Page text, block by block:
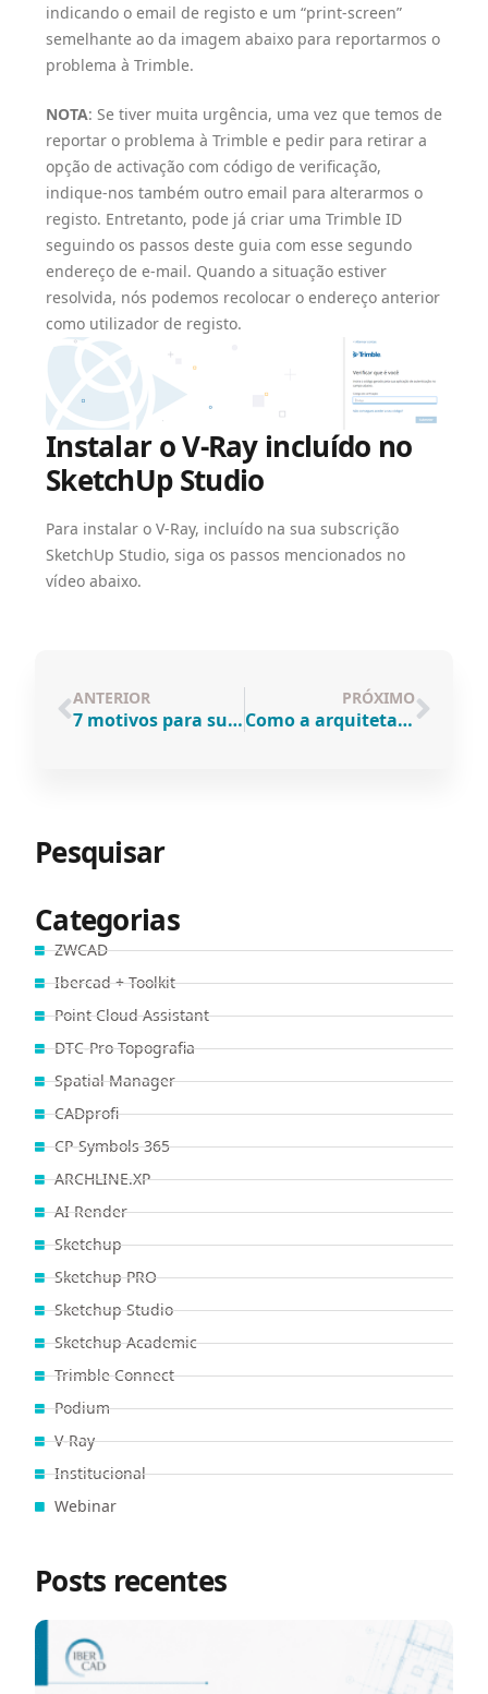
Pesquisar
Categorias
ZWCAD
Ibercad + Toolkit
Point Cloud Assistant
DTC-Pro Topografia
Spatial Manager
CADprofi
CP-Symbols 365
ARCHLINE.XP
AI Render
Sketchup
Sketchup PRO
Sketchup Studio
Sketchup Academic
Trimble Connect
Podium
V-Ray
Institucional
Webinar
Posts recentes
indicando o email de registo e um “print-screen”
semelhante ao da imagem abaixo para reportarmos o
problema à Trimble.
NOTA: Se tiver muita urgência, uma vez que temos de
reportar o problema à Trimble e pedir para retirar a
opção de activação com código de verificação,
indique-nos também outro email para alterarmos o
registo. Entretanto, pode já criar uma Trimble ID
seguindo os passos deste guia com esse segundo
endereço de e-mail. Quando a situação estiver
resolvida, nós podemos recolocar o endereço anterior
como utilizador de registo.
Instalar o V-Ray incluído no
SketchUp Studio
Para instalar o V-Ray, incluído na sua subscrição
SketchUp Studio, siga os passos mencionados no
vídeo abaixo.
ANTERIOR
7 motivos para substituir o Autocad LT® pelo ZWCAD
PRÓXIMO
Como a arquiteta Carla Correia ganhou eficiência e preparou o gabinete para o BIM